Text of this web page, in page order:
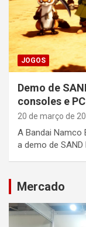
JOGOS
Demo de
consoles e PC
20 de março de
A Bandai Namco
a demo de SAND
Mercado